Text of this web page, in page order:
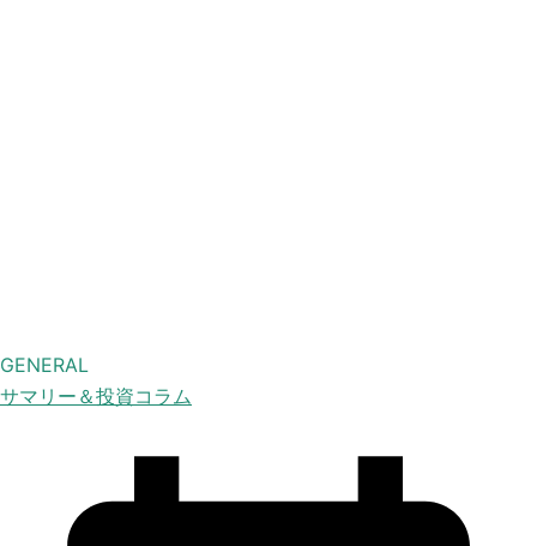
GENERAL
サマリー＆投資コラム